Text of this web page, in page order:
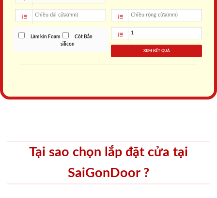
Làm kín Foam
Cột Bắn
silicon
XEM KẾT QUẢ
Tại sao chọn lắp đặt cửa tại
SaiGonDoor ?